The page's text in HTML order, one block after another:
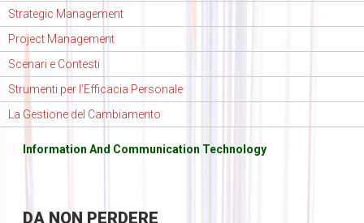
Strategic Management
Project Management
Scenari e Contesti
Strumenti per l'Efficacia Personale
La Gestione del Cambiamento
Information And Communication Technology
DANON PERDERE